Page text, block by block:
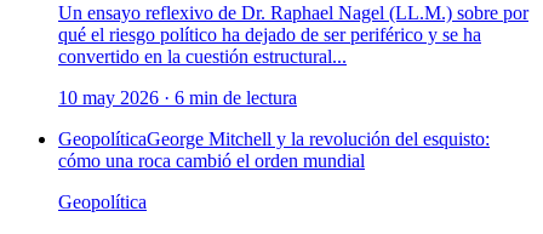
Un ensayo reflexivo de Dr. Raphael Nagel (LL.M.) sobre por
qué el riesgo político ha dejado de ser periférico y se ha
convertido en la cuestión estructural...
10 may 2026 · 6 min de lectura
GeopolíticaGeorge Mitchell y la revolución del esquisto:
cómo una roca cambió el orden mundial
Geopolítica